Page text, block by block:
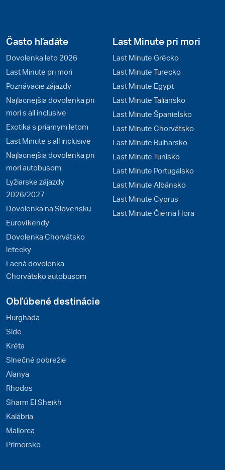
Často hľadáte
Dovolenka leto 2026
Last Minute pri mori
Poznávacie zájazdy
Najlacnejšia dovolenka pri
mori s all inclusive
Exotika s priamym letom
Last Minute s all inclusive
Najlacnejšia dovolenka pri
mori autobusom
Lyžiarske zájazdy
2026/2027
Dovolenka na Slovensku
Eurovíkendy
Dovolenka Chorvátsko
letecky
Lacná dovolenka
Chorvátsko autobusom
Last Minute pri mori
Last Minute Grécko
Last Minute Turecko
Last Minute Egypt
Last Minute Taliansko
Last Minute Španielsko
Last Minute Chorvátsko
Last Minute Bulharsko
Last Minute Tunisko
Last Minute Portugalsko
Last Minute Albánsko
Last Minute Cyprus
Last Minute Čierna Hora
Obľúbené destinácie
Hurghada
Side
Kréta
Slnečné pobrežie
Alanya
Rhodos
Sharm El Sheikh
Kalábria
Mallorca
Primorsko